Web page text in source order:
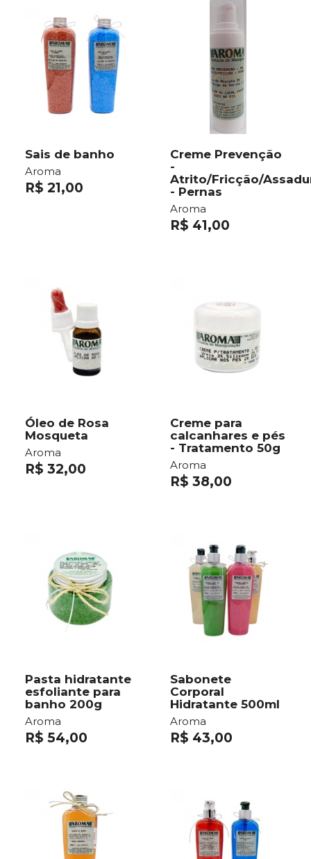
Sais de banho
Aroma
R$ 21,00
Creme Prevenção
-
Atrito/Fricção/
- Pernas
Aroma
R$ 41,00
Óleo de Rosa
Mosqueta
Aroma
R$ 32,00
Creme para
calcanhares e pés
- Tratamento 50g
Aroma
R$ 38,00
Pasta hidratante
esfoliante para
banho 200g
Aroma
R$ 54,00
Sabonete
Corporal
Hidratante 500ml
Aroma
R$ 43,00